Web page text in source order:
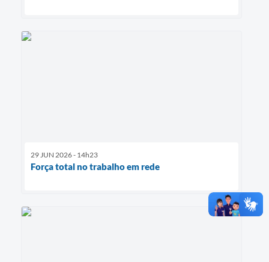
29 JUN 2026 - 14h23
Força total no trabalho em rede